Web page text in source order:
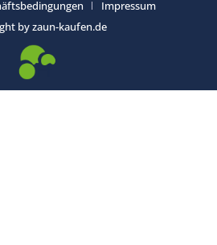
Impressum
by zaun-kaufen.de